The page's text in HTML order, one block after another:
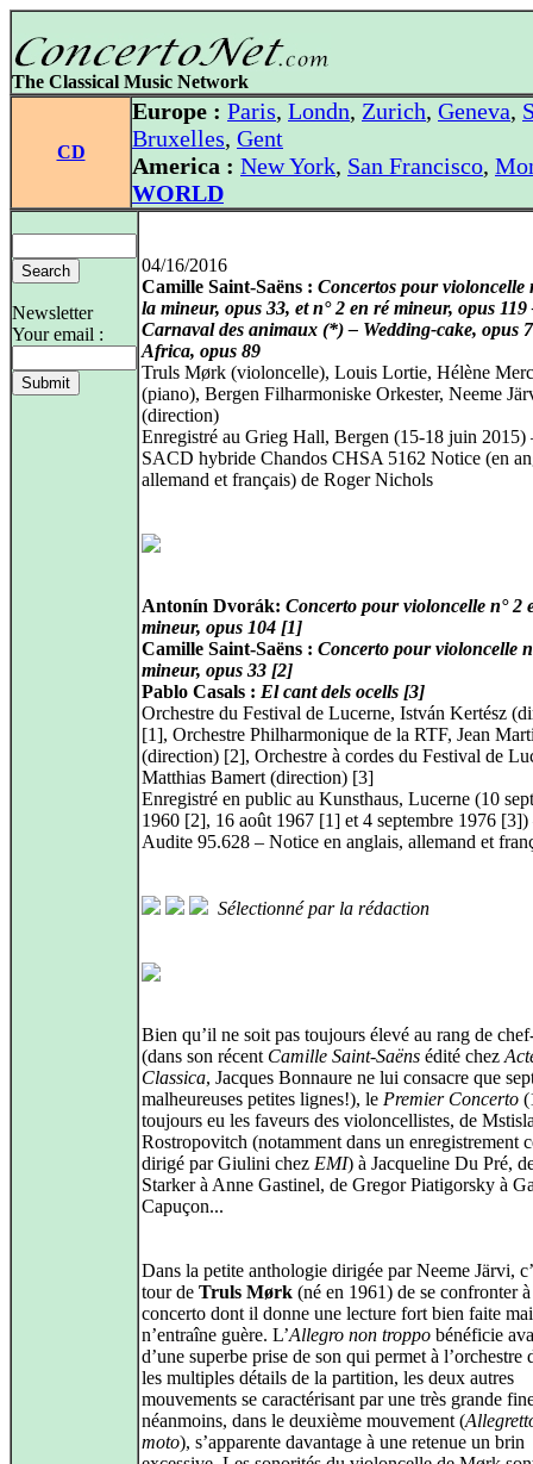
The Classical Music Network
CD
Europe : Paris, Londn, Zurich, Geneva,
Bruxelles, Gent
America : New York, San Francisco,
WORLD
Newsletter
Your email :
04/16/2016
Camille Saint-Saëns : Concertos pour violoncelle
la mineur, opus 33, et n° 2 en ré mineur, opus 119
Carnaval des animaux (*) – Wedding-cake, opus
Africa, opus 89
Truls Mørk (violoncelle), Louis Lortie, Hélène
(piano), Bergen Filharmoniske Orkester, Neeme
(direction)
Enregistré au Grieg Hall, Bergen (15-18 juin 2015)
SACD hybride Chandos CHSA 5162 Notice (en
allemand et français) de Roger Nichols
Antonín Dvorák: Concerto pour violoncelle n° 2
mineur, opus 104 [1]
Camille Saint-Saëns : Concerto pour violoncelle
mineur, opus 33 [2]
Pablo Casals : El cant dels ocells [3]
Orchestre du Festival de Lucerne, István Kertész
[1], Orchestre Philharmonique de la RTF, Jean
(direction) [2], Orchestre à cordes du Festival de
Matthias Bamert (direction) [3]
Enregistré en public au Kunsthaus, Lucerne (10
1960 [2], 16 août 1967 [1] et 4 septembre 1976 [3])
Audite 95.628 – Notice en anglais, allemand et
Sélectionné par la rédaction
Bien qu’il ne soit pas toujours élevé au rang de
(dans son récent Camille Saint-Saëns édité chez
Classica, Jacques Bonnaure ne lui consacre que
malheureuses petites lignes!), le Premier Concerto
toujours eu les faveurs des violoncellistes, de
Rostropovitch (notamment dans un enregistrement
dirigé par Giulini chez EMI) à Jacqueline Du Pré,
Starker à Anne Gastinel, de Gregor Piatigorsky à
Capuçon...
Dans la petite anthologie dirigée par Neeme Järvi,
tour de Truls Mørk (né en 1961) de se confronter
concerto dont il donne une lecture fort bien faite
n’entraîne guère. L’Allegro non troppo bénéficie
d’une superbe prise de son qui permet à l’orchestre
les multiples détails de la partition, les deux autres
mouvements se caractérisant par une très grande
néanmoins, dans le deuxième mouvement (
moto), s’apparente davantage à une retenue un brin